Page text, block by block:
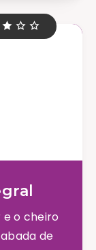
e o cheiro
de